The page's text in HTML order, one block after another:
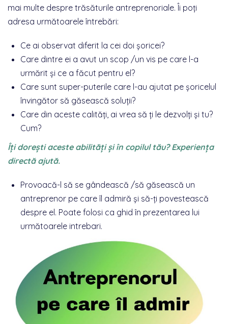
mai multe despre trăsăturile antreprenoriale. Îi poți
adresa următoarele întrebări:
Ce ai observat diferit la cei doi șoricei?
Care dintre ei a avut un scop /un vis pe care l-a
urmărit și ce a făcut pentru el?
Care sunt super-puterile care l-au ajutat pe șoricelul
învingător să găsească soluții?
Care din aceste calități, ai vrea să ți le dezvolți și tu?
Cum?
Îți dorești aceste abilități și în copilul tău? Experiența
directă ajută.
Provoacă-l să se gândească /să găsească un
antreprenor pe care îl admiră și să-ți povestească
despre el. Poate folosi ca ghid în prezentarea lui
următoarele intrebari.